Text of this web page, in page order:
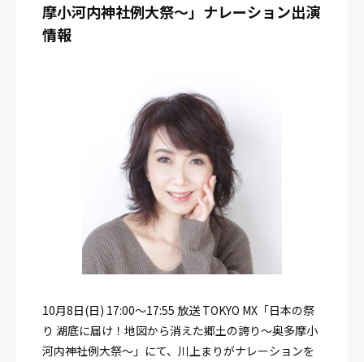
摩小河内神社例大祭～」ナレーション出演
情報
10月8日(日) 17:00～17:55 放送 TOKYO MX「日本の祭
り 湖底に届け！地図から消えた郷土の誇り～奥多摩小
河内神社例大祭～」にて、川上まりがナレーションを